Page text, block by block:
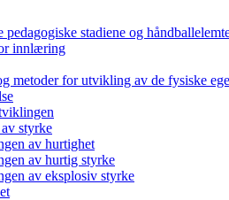
pedagogiske stadiene og
innlæring
styrke
av hurtighet
av hurtig styrke
av eksplosiv styrke